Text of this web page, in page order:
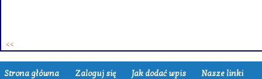
Strona główna Zaloguj się Jak dodać wpis Nasze linki